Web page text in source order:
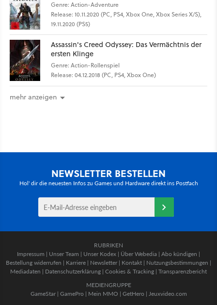
Genre: Action-Adventure
Release: 10.11.2020 (PC, PS4, Xbox One, Xbox Series X/S),
19.11.2020 (PS5)
Assassin's Creed Odyssey: Das Vermächtnis der
ersten Klinge
Genre: Action-Rollenspiel
Release: 04.12.2018 (PC, PS4, Xbox One)
mehr anzeigen
NEWSLETTER BESTELLEN
Hol' dir die neuesten Infos zu Games und Hardware direkt ins Postfach
RUBRIKEN
Impressum | Unser Team | Unser Kodex | Über Webedia | Abo kündigen |
Bestellung widerrufen | Karriere | Newsletter | Kontakt | Nutzungsbestimmungen |
Mediadaten | Datenschutzerklärung | Cookies & Tracking | Transparenzbericht
MEDIENGRUPPE
GameStar| GamePro | Mein MMO | GetHero | Jeuxvideo.com